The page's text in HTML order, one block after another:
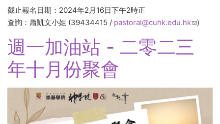
截止報名日期：2024年2月16日下午2時正
查詢：蕭凱文小姐 (39434415 / pastoral@cuhk.edu.hk(link
)
週一加油站 - 二零二三
年十月份聚會